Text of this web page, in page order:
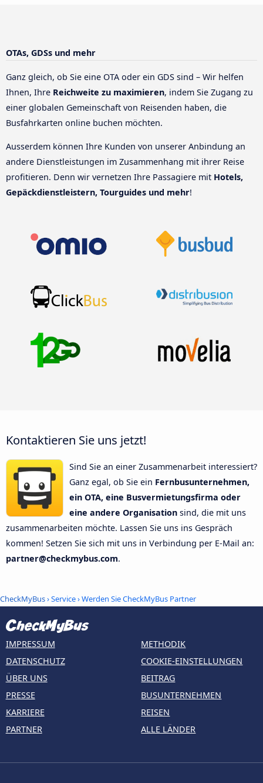
OTAs, GDSs und mehr
Ganz gleich, ob Sie eine OTA oder ein GDS sind – Wir helfen
Ihnen, Ihre Reichweite zu maximieren, indem Sie Zugang zu
einer globalen Gemeinschaft von Reisenden haben, die
Busfahrkarten online buchen möchten.
Ausserdem können Ihre Kunden von unserer Anbindung an
andere Dienstleistungen im Zusammenhang mit ihrer Reise
profitieren. Denn wir vernetzen Ihre Passagiere mit Hotels,
Gepäckdienstleistern, Tourguides und mehr!
Kontaktieren Sie uns jetzt!
Sind Sie an einer Zusammenarbeit interessiert?
Ganz egal, ob Sie ein Fernbusunternehmen,
ein OTA, eine Busvermietungsfirma oder
eine andere Organisation sind, die mit uns
zusammenarbeiten möchte. Lassen Sie uns ins Gespräch
kommen! Setzen Sie sich mit uns in Verbindung per E-Mail an:
partner@checkmybus.com.
CheckMyBus› Service › Werden Sie CheckMyBus Partner
IMPRESSUM
DATENSCHUTZ
ÜBER UNS
PRESSE
KARRIERE
PARTNER
METHODIK
COOKIE-EINSTELLUNGEN
BEITRAG
BUSUNTERNEHMEN
REISEN
ALLE LÄNDER